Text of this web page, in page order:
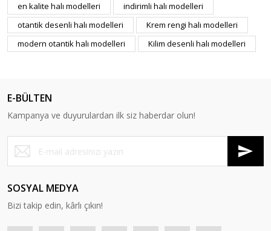
en kalite halı modelleri
indirimli halı modelleri
otantik desenli halı modelleri
Krem rengi halı modelleri
modern otantik halı modelleri
Kilim desenli halı modelleri
E-BÜLTEN
Kampanya ve duyurulardan ilk siz haberdar olun!
SOSYAL MEDYA
Bizi takip edin, kârlı çıkın!